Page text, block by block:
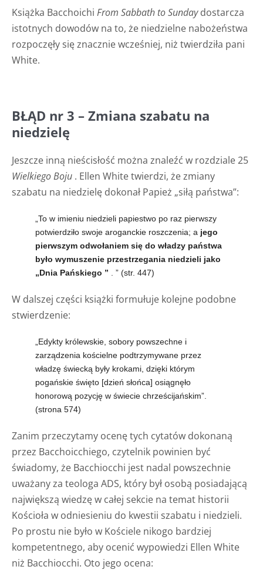
Książka Bacchoichi From Sabbath to Sundaydostarcza
istotnych dowodów na to, że niedzielne nabożeństwa
rozpoczęły się znacznie wcześniej, niż twierdziła pani
White.
BŁĄD nr 3 – Zmiana szabatu na
niedzielę
Jeszcze inną nieścisłość można znaleźć w rozdziale 25
Wielkiego Boju . Ellen White twierdzi, że zmiany
szabatu na niedzielę dokonał Papież „siłą państwa”:
„To w imieniu niedzieli papiestwo po raz pierwszy
potwierdziło swoje aroganckie roszczenia; a jego
pierwszym odwołaniem się do władzy państwa
było wymuszenie przestrzegania niedzieli jako
„Dnia Pańskiego ” . ” (str. 447)
W dalszej części książki formułuje kolejne podobne
stwierdzenie:
„Edykty królewskie, sobory powszechne i
zarządzenia kościelne podtrzymywane przez
władzę świecką były krokami, dzięki którym
pogańskie święto [dzień słońca] osiągnęło
honorową pozycję w świecie chrześcijańskim”.
(strona 574)
Zanim przeczytamy ocenę tych cytatów dokonaną
przez Bacchoicchiego, czytelnik powinien być
świadomy, że Bacchiocchi jest nadal powszechnie
uważany za teologa ADS, który był osobą posiadającą
największą wiedzę w całej sekcie na temat historii
Kościoła w odniesieniu do kwestii szabatu i niedzieli.
Po prostu nie było w Kościele nikogo bardziej
kompetentnego, aby ocenić wypowiedzi Ellen White
niż Bacchiocchi. Oto jego ocena: